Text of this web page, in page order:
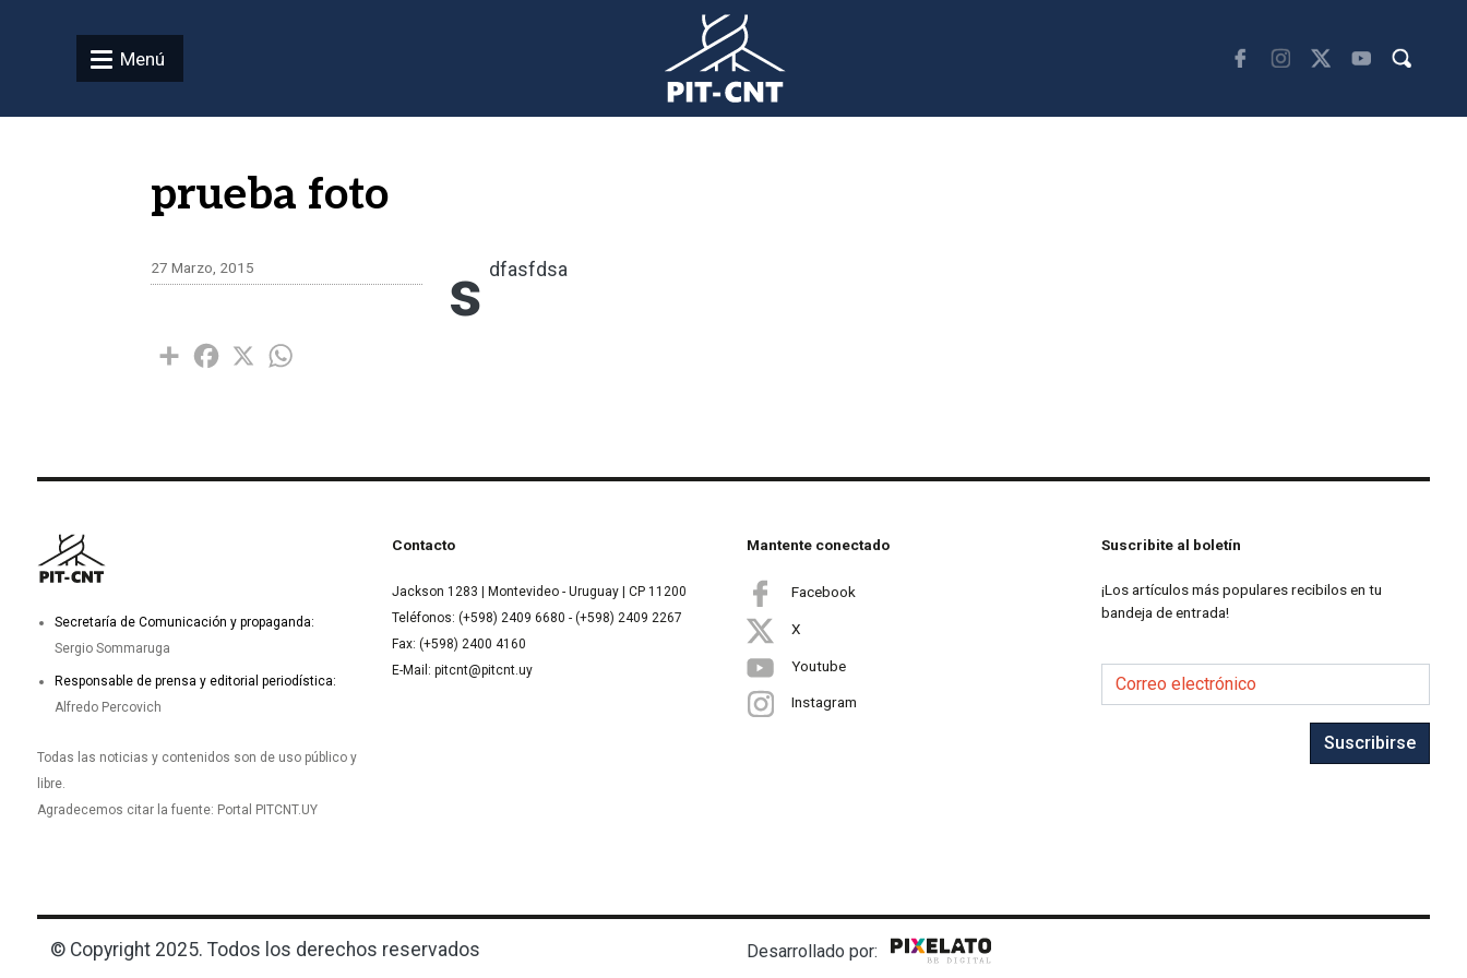
Menú
prueba foto
27 Marzo, 2015
Share Facebook
X
s dfasfdsa
Secretaría de Comunicación y propaganda:
Sergio Sommaruga
Responsable de prensa y editorial periodística:
Alfredo Percovich
Todas las noticias y contenidos son de uso público y
libre.
Agradecemos citar la fuente: Portal PITCNT.UY
Contacto
Jackson 1283 | Montevideo - Uruguay | CP 11200
Teléfonos: (+598) 2409 6680 - (+598) 2409 2267
Fax: (+598) 2400 4160
E-Mail: pitcnt@pitcnt.uy
Mantente conectado
Facebook
X
Youtube
Instagram
Suscribite al boletín
¡Los artículos más populares recibilos en tu
bandeja de entrada!
Correo electrónico
Suscribirse
© Copyright 2025. Todos los derechos reservados Desarrollado por: